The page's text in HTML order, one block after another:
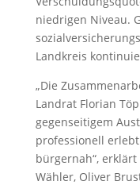
niedrigen Niveau.
Landkreis
„Die
Landrat Florian
gegenseitigem
professionell
bürgernah“,
Wähler, Oliver